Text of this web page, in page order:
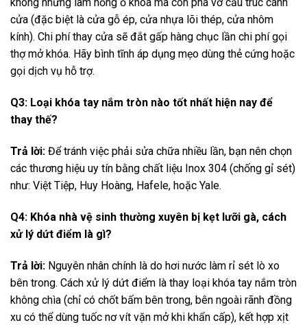
không những làm hỏng ổ khóa mà còn phá vỡ cấu trúc cánh
cửa (đặc biệt là cửa gỗ ép, cửa nhựa lõi thép, cửa nhôm
kính). Chi phí thay cửa sẽ đắt gấp hàng chục lần chi phí gọi
thợ mở khóa. Hãy bình tĩnh áp dụng mẹo dùng thẻ cứng hoặc
gọi dịch vụ hỗ trợ.
Q3: Loại khóa tay nắm tròn nào tốt nhất hiện nay để
thay thế?
Trả lời: Để tránh việc phải sửa chữa nhiều lần, bạn nên chọn
các thương hiệu uy tín bằng chất liệu Inox 304 (chống gỉ sét)
như: Việt Tiệp, Huy Hoàng, Hafele, hoặc Yale.
Q4: Khóa nhà vệ sinh thường xuyên bị kẹt lưỡi gà, cách
xử lý dứt điểm là gì?
Trả lời: Nguyên nhân chính là do hơi nước làm rỉ sét lò xo
bên trong. Cách xử lý dứt điểm là thay loại khóa tay nắm tròn
không chìa (chỉ có chốt bấm bên trong, bên ngoài rãnh đồng
xu có thể dùng tuốc nơ vít vặn mở khi khẩn cấp), kết hợp xịt